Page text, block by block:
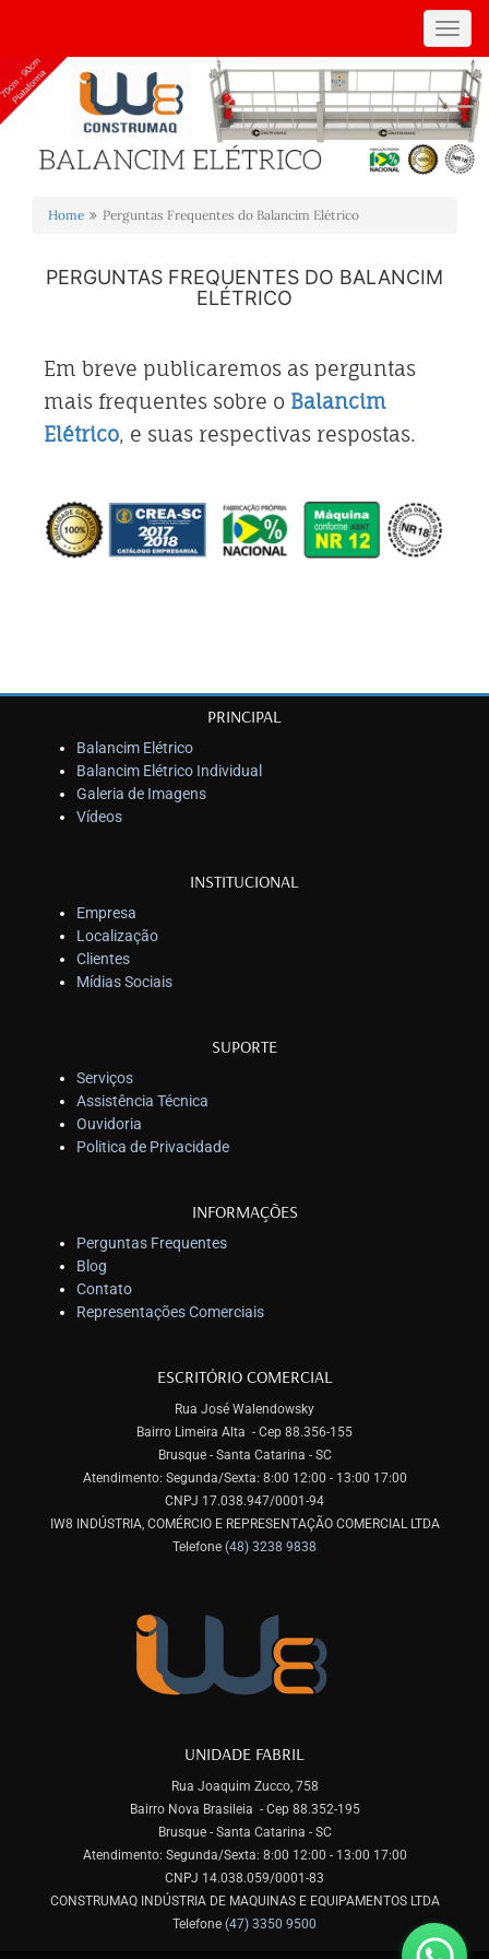
Home Perguntas Frequentes do Balancim Elétrico
PERGUNTAS FREQUENTES DO BALANCIM
ELÉTRICO
Em breve publicaremos as perguntas
mais frequentes sobre o Balancim
Elétrico, e suas respectivas respostas.
PRINCIPAL
Balancim Elétrico
Balancim Elétrico Individual
Galeria de Imagens
Vídeos
INSTITUCIONAL
Empresa
Localização
Clientes
Mídias Sociais
SUPORTE
Serviços
Assistência Técnica
Ouvidoria
Politica de Privacidade
INFORMAÇÕES
Perguntas Frequentes
Blog
Contato
Representações Comerciais
ESCRITÓRIO COMERCIAL
Rua José Walendowsky
Bairro Limeira Alta - Cep 88.356-155
Brusque - Santa Catarina - SC
Atendimento: Segunda/Sexta: 8:00 12:00 - 13:00 17:00
CNPJ 17.038.947/0001-94
IW8 INDÚSTRIA, COMÉRCIO E REPRESENTAÇÃO COMERCIAL LTDA
Telefone (48) 3238 9838
UNIDADE FABRIL
Rua Joaquim Zucco, 758
Bairro Nova Brasileia - Cep 88.352-195
Brusque - Santa Catarina - SC
Atendimento: Segunda/Sexta: 8:00 12:00 - 13:00 17:00
CNPJ 14.038.059/0001-83
CONSTRUMAQ INDÚSTRIA DE MAQUINAS E EQUIPAMENTOS LTDA
Telefone (47) 3350 9500